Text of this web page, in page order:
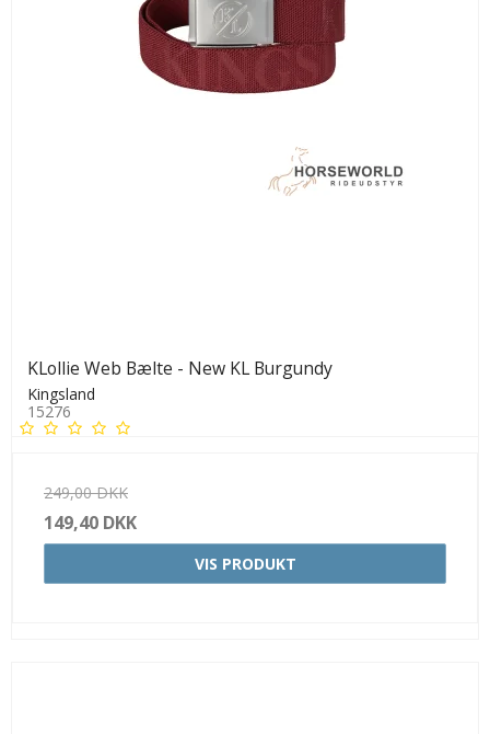
KLollie Web Bælte - New KL Burgundy
Kingsland
15276
249,00 DKK
149,40 DKK
VIS PRODUKT